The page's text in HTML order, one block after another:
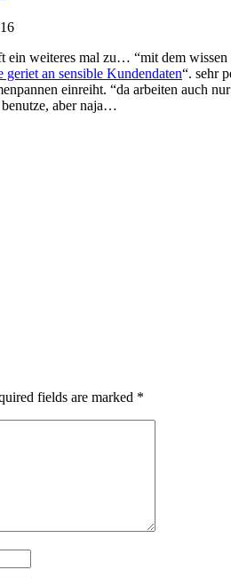
ein weiteres mal zu… “mit dem wissen
an sensible Kundendaten“. sehr
einreiht. “da arbeiten auch
benutze, aber naja…
fields are marked *